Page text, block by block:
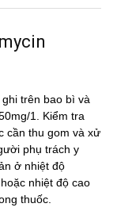
trên bao bì và
1. Kiểm tra
cần thu gom và xử
phụ trách y
ở nhiệt độ
nhiệt độ cao
thuốc.